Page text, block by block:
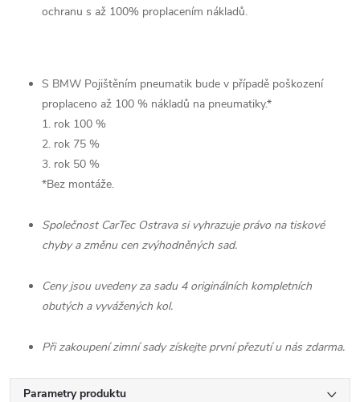
ochranu s až 100% proplacením nákladů.
S BMW Pojištěním pneumatik bude v případě poškození
proplaceno až 100 % nákladů na pneumatiky.*
1. rok 100 %
2. rok 75 %
3. rok 50 %
*Bez montáže.
Společnost CarTec Ostrava si vyhrazuje právo na tiskové
chyby a změnu cen zvýhodněných sad.
Ceny jsou uvedeny za sadu 4 originálních kompletních
obutých a vyvážených kol.
Při zakoupení zimní sady získejte první přezutí u nás zdarma.
Parametry produktu